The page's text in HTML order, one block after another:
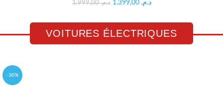
د.م.1.999,00 د.م. 1.399,00
VOITURES ÉLECTRIQUES
-30%